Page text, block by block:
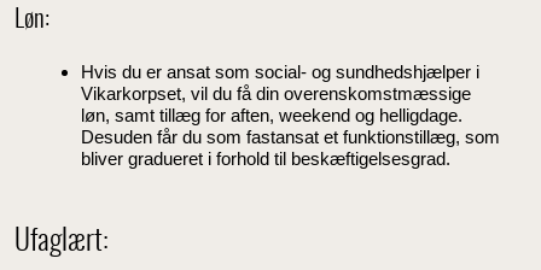
Løn:
Hvis du er ansat som social- og sundhedshjælper i
Vikarkorpset, vil du få din overenskomstmæssige
løn, samt tillæg for aften, weekend og helligdage.
Desuden får du som fastansat et funktionstillæg, som
bliver gradueret i forhold til beskæftigelsesgrad.
Ufaglært: